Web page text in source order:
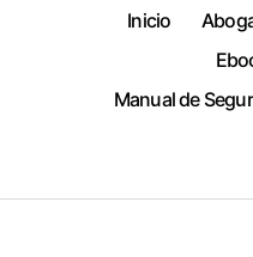
Inicio
Manual de